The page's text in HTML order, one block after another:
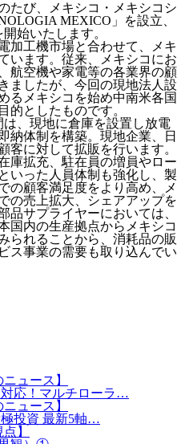
たび、メキシコ・メキシコシ
MEXICO」を設立、
始いたします。
加工機市場と合わせて、メキ
います。従来、メキシコにお
航空機や家電等の各業界の顧
ましたが、今回の現地法人設
るメキシコを始め中南米各国
的としたものです。
、現地に倉庫を設置し放電
納体制を構築。現地企業、日
客に対して拡販を行います。
庫拡充、駐在員の増員やロー
いった人員体制も強化し、製
の顧客満足度をより高め、メ
の売上拡大、シェアアップを
品サプライヤーにおいては、
国内の生産拠点からメキシコ
られることから、消耗品の販
ス事業の需要も取り込んでい
ュース】
応！マルチローラ…
ュース】
投資 最新5軸…
】